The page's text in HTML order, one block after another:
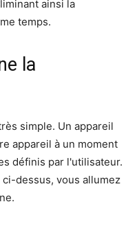
ainsi la
temps.
la
simple. Un appareil
appareil à un moment
définis par l'utilisateur.
dessus, vous allumez